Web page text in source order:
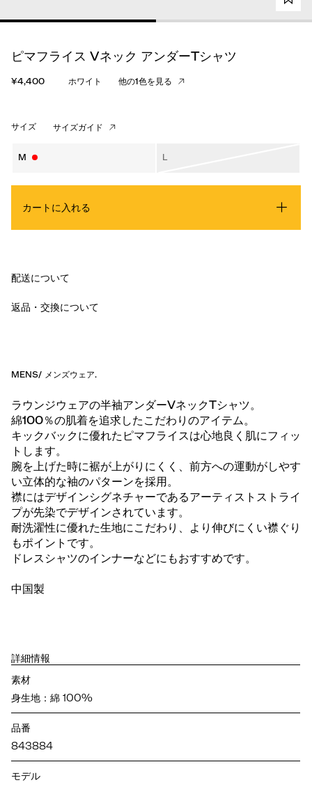
ピマフライス Vネック アンダーTシャツ
¥4,400 ホワイト 他の1色を見る
サイズ サイズガイド
M L
カートに入れる
配送について
返品・交換について
MENS/ メンズウェア.
ラウンジウェアの半袖アンダーVネックTシャツ。
綿100％の肌着を追求したこだわりのアイテム。
キックバックに優れたピマフライスは心地良く肌にフィッ
トします。
腕を上げた時に裾が上がりにくく、前方への運動がしやす
い立体的な袖のパターンを採用。
襟にはデザインシグネチャーであるアーティストストライ
プが先染でデザインされています。
耐洗濯性に優れた生地にこだわり、より伸びにくい襟ぐり
もポイントです。
ドレスシャツのインナーなどにもおすすめです。
中国製
詳細情報
素材
身生地：綿 100%
品番
843884
モデル